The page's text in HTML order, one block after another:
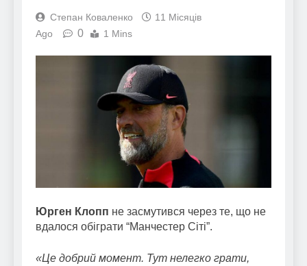
Степан Коваленко
11 Місяців
Ago
0 1 Mins
Юрген Клопп не засмутився через те, що не
вдалося обіграти “Манчестер Сіті”.
«Це добрий момент. Тут нелегко грати,